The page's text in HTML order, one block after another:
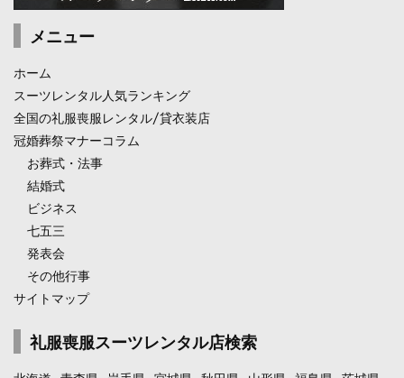
メニュー
ホーム
スーツレンタル人気ランキング
全国の礼服喪服レンタル/貸衣装店
冠婚葬祭マナーコラム
お葬式・法事
結婚式
ビジネス
七五三
発表会
その他行事
サイトマップ
礼服喪服スーツレンタル店検索